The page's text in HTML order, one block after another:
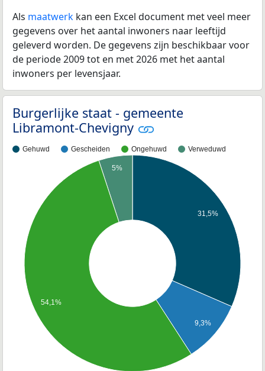
Als maatwerk kan een Excel document met veel meer
gegevens over het aantal inwoners naar leeftijd
geleverd worden. De gegevens zijn beschikbaar voor
de periode 2009 tot en met 2026 met het aantal
inwoners per levensjaar.
Burgerlijke staat - gemeente
Libramont-Chevigny
Gehuwd Gescheiden Ongehuwd Verweduwd
31,5%
9,3%
5%
54,1%